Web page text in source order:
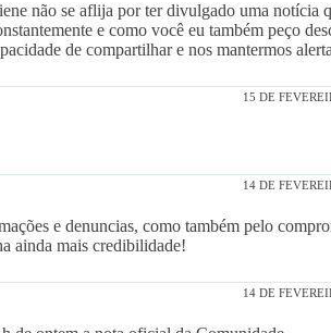
não se aflija por ter divulgado uma notícia
e como você eu também peço
de compartilhar e nos mantermos
15 DE
14 DE
e denuncias, como também pelo
ainda mais credibilidade!
14 DE